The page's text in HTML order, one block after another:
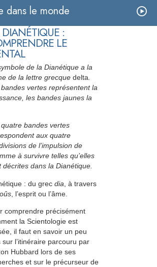
dans le monde
:
LE
de la Dianétique a la
de la lettre grecque delta
vertes représentent la
les bandes jaunes la
bandes vertes
aux quatre
de l’impulsion de
à survivre telles qu’elles
décrites dans la Dianétique.
: du grec dia , à travers
, l’esprit ou l’âme.
comprendre précisément
la Scientologie est
il faut en savoir un peu
sur l’itinéraire parcouru par
Hubbard lors de ses
et sur le précurseur de